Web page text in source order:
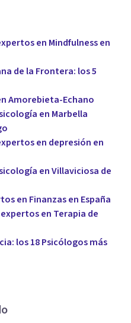
en Mindfulness en
de la Frontera: los 5
Amorebieta-Echano
en Marbella
en depresión en
en Villaviciosa de
en Finanzas en España
en Terapia de
los 18 Psicólogos más